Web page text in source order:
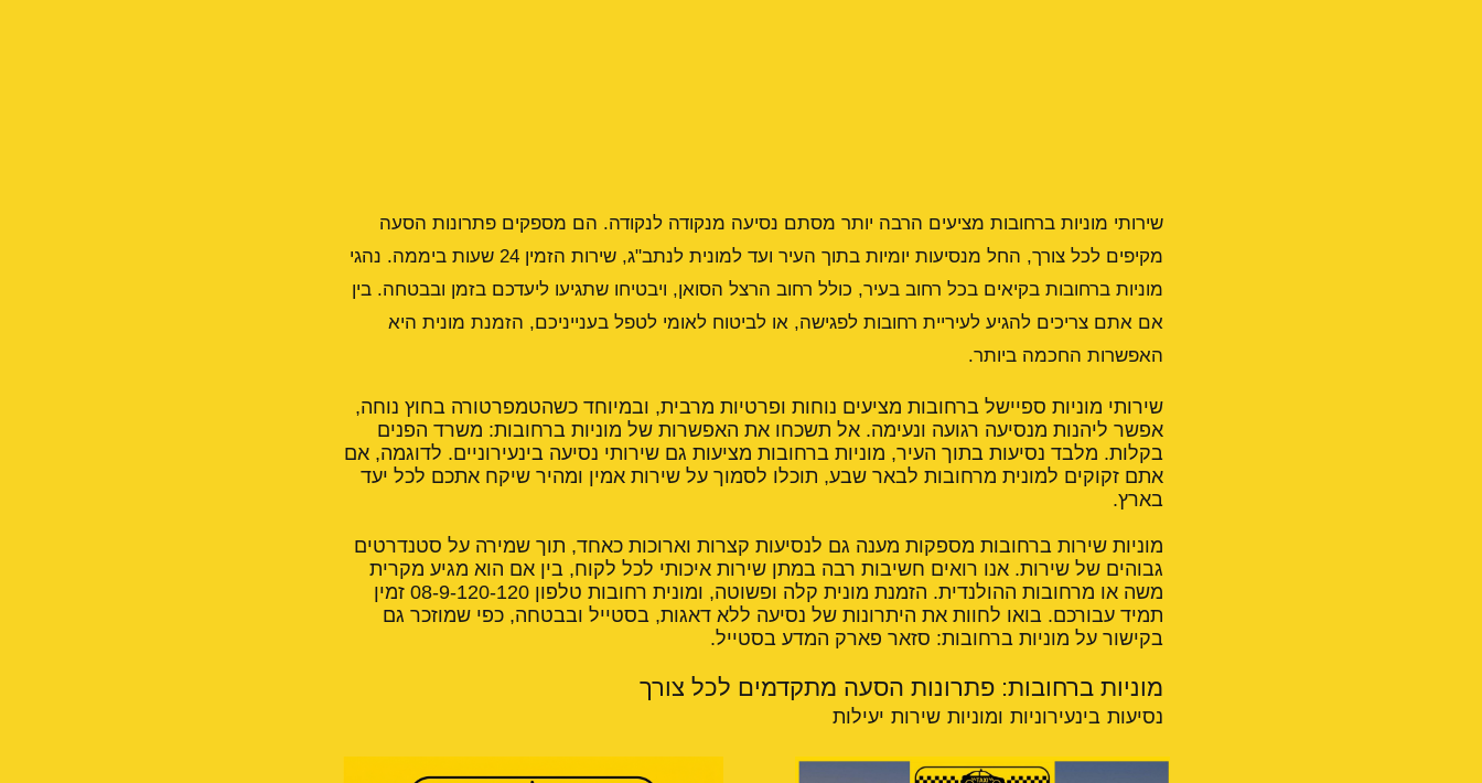
שירותי מוניות ברחובות מציעים הרבה יותר מסתם נסיעה מנקודה לנקודה. הם מספקים פתרונות הסעה
מקיפים לכל צורך, החל מנסיעות יומיות בתוך העיר ועד למונית לנתב"ג, שירות הזמין 24 שעות ביממה. נהגי
מוניות ברחובות בקיאים בכל רחוב בעיר, כולל רחוב הרצל הסואן, ויבטיחו שתגיעו ליעדכם בזמן ובבטחה. בין
אם אתם צריכים להגיע לעיריית רחובות לפגישה, או לביטוח לאומי לטפל בענייניכם, הזמנת מונית היא
האפשרות החכמה ביותר.
שירותי מוניות ספיישל ברחובות מציעים נוחות ופרטיות מרבית, ובמיוחד כשהטמפרטורה בחוץ נוחה,
אפשר ליהנות מנסיעה רגועה ונעימה. אל תשכחו את האפשרות של מוניות ברחובות: משרד הפנים
בקלות. מלבד נסיעות בתוך העיר, מוניות ברחובות מציעות גם שירותי נסיעה בינעירוניים. לדוגמה, אם
אתם זקוקים למונית מרחובות לבאר שבע, תוכלו לסמוך על שירות אמין ומהיר שיקח אתכם לכל יעד
בארץ.
מוניות שירות ברחובות מספקות מענה גם לנסיעות קצרות וארוכות כאחד, תוך שמירה על סטנדרטים
גבוהים של שירות. אנו רואים חשיבות רבה במתן שירות איכותי לכל לקוח, בין אם הוא מגיע מקרית
משה או מרחובות ההולנדית. הזמנת מונית קלה ופשוטה, ומונית רחובות טלפון 08-9-120-120 זמין
תמיד עבורכם. בואו לחוות את היתרונות של נסיעה ללא דאגות, בסטייל ובבטחה, כפי שמוזכר גם
בקישור על מוניות ברחובות: סזאר פארק המדע בסטייל.
מוניות ברחובות: פתרונות הסעה מתקדמים לכל צורך
נסיעות בינעירוניות ומוניות שירות יעילות